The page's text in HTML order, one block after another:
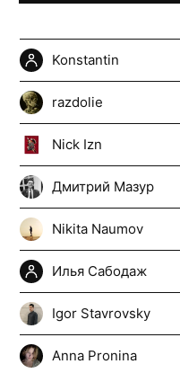
Konstantin
razdolie
Nick Izn
Дмитрий Мазур
Nikita Naumov
Илья Сабодаж
Igor Stavrovsky
Anna Pronina